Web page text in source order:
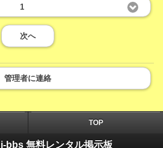
1
次へ
管理者に連絡
TOP
無料レンタル掲示板